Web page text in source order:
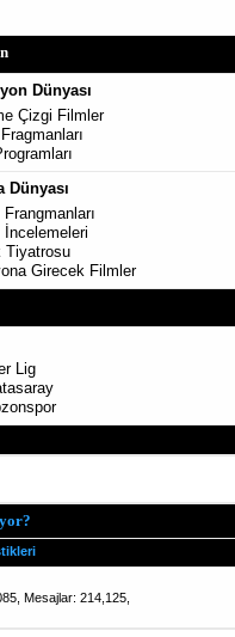
Dünyası
Çizgi Filmler
Dünyası
Frangmanları
İncelemeleri
Tiyatrosu
Girecek Filmler
Lig
Mesajlar: 214,125,